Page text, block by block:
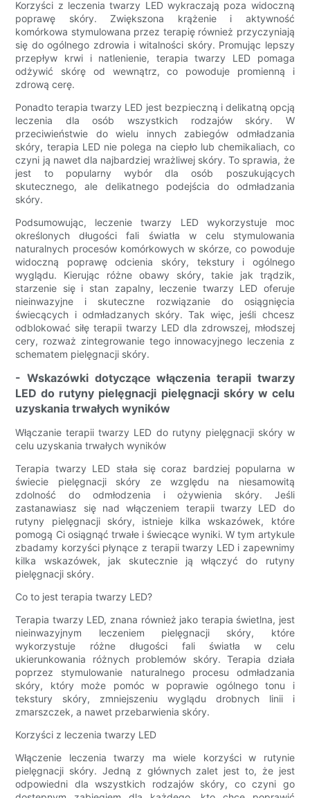
Korzyści z leczenia twarzy LED wykraczają poza widoczną
poprawę skóry. Zwiększona krążenie i aktywność
komórkowa stymulowana przez terapię również przyczyniają
się do ogólnego zdrowia i witalności skóry. Promując lepszy
przepływ krwi i natlenienie, terapia twarzy LED pomaga
odżywić skórę od wewnątrz, co powoduje promienną i
zdrową cerę.
Ponadto terapia twarzy LED jest bezpieczną i delikatną opcją
leczenia dla osób wszystkich rodzajów skóry. W
przeciwieństwie do wielu innych zabiegów odmładzania
skóry, terapia LED nie polega na ciepło lub chemikaliach, co
czyni ją nawet dla najbardziej wrażliwej skóry. To sprawia, że
​​jest to popularny wybór dla osób poszukujących
skutecznego, ale delikatnego podejścia do odmładzania
skóry.
Podsumowując, leczenie twarzy LED wykorzystuje moc
określonych długości fali światła w celu stymulowania
naturalnych procesów komórkowych w skórze, co powoduje
widoczną poprawę odcienia skóry, tekstury i ogólnego
wyglądu. Kierując różne obawy skóry, takie jak trądzik,
starzenie się i stan zapalny, leczenie twarzy LED oferuje
nieinwazyjne i skuteczne rozwiązanie do osiągnięcia
świecących i odmładzanych skóry. Tak więc, jeśli chcesz
odblokować siłę terapii twarzy LED dla zdrowszej, młodszej
cery, rozważ zintegrowanie tego innowacyjnego leczenia z
schematem pielęgnacji skóry.
- Wskazówki dotyczące włączenia terapii twarzy
LED do rutyny pielęgnacji pielęgnacji skóry w celu
uzyskania trwałych wyników
Włączanie terapii twarzy LED do rutyny pielęgnacji skóry w
celu uzyskania trwałych wyników
Terapia twarzy LED stała się coraz bardziej popularna w
świecie pielęgnacji skóry ze względu na niesamowitą
zdolność do odmłodzenia i ożywienia skóry. Jeśli
zastanawiasz się nad włączeniem terapii twarzy LED do
rutyny pielęgnacji skóry, istnieje kilka wskazówek, które
pomogą Ci osiągnąć trwałe i świecące wyniki. W tym artykule
zbadamy korzyści płynące z terapii twarzy LED i zapewnimy
kilka wskazówek, jak skutecznie ją włączyć do rutyny
pielęgnacji skóry.
Co to jest terapia twarzy LED?
Terapia twarzy LED, znana również jako terapia świetlna, jest
nieinwazyjnym leczeniem pielęgnacji skóry, które
wykorzystuje różne długości fali światła w celu
ukierunkowania różnych problemów skóry. Terapia działa
poprzez stymulowanie naturalnego procesu odmładzania
skóry, który może pomóc w poprawie ogólnego tonu i
tekstury skóry, zmniejszeniu wyglądu drobnych linii i
zmarszczek, a nawet przebarwienia skóry.
Korzyści z leczenia twarzy LED
Włączenie leczenia twarzy ma wiele korzyści w rutynie
pielęgnacji skóry. Jedną z głównych zalet jest to, że jest
odpowiedni dla wszystkich rodzajów skóry, co czyni go